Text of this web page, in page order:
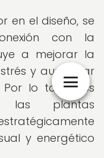
en el diseño, se
con la
a mejorar la
y aumentar
Por lo tanto, es
las plantas
y energético